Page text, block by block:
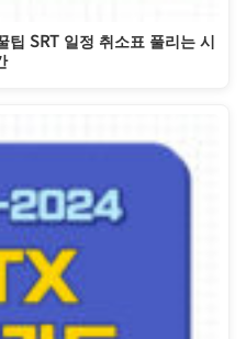
팁 SRT 일정 취소표 풀리는 시